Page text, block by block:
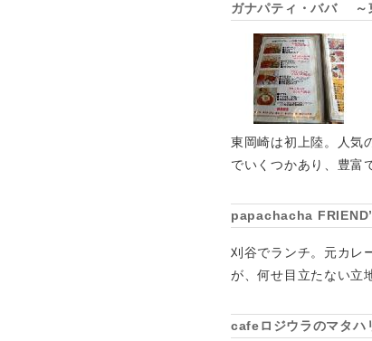
ガナパティ・ババ ～
東岡崎は初上陸。人気
でいくつかあり、豊富
papachacha
刈谷でランチ。元カレ
が、何せ目立たない立
cafeロジウラのマタ